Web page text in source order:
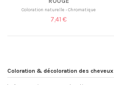
Coloration naturelle - Chromatique
7,41 €
Coloration & décoloration des cheveux